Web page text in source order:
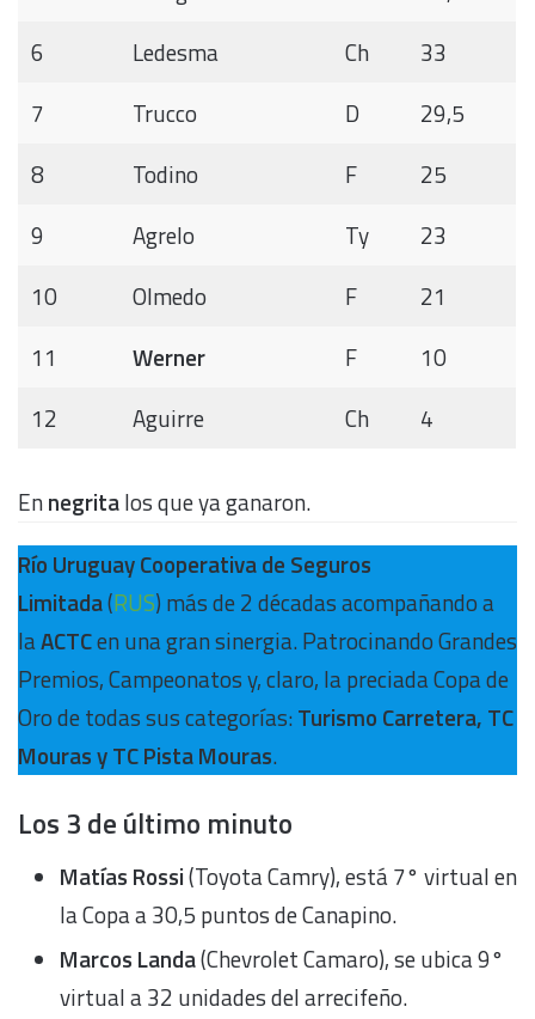
6
Ledesma Ch
33
7
Trucco D
29,5
8
Todino F
25
9
Agrelo Ty
23
10
Olmedo F
21
11
Werner F
10
12
Aguirre Ch 4
Ennegritalos que ya ganaron.
Río Uruguay Cooperativa de Seguros
Limitada(RUS) más de 2 décadas acompañando a
laACTCen una gran sinergia. Patrocinando Grandes
Premios, Campeonatos y, claro, la preciada Copa de
Oro de todas sus categorías:Turismo Carretera, TC
Mouras y TC Pista Mouras.
Los 3 de último minuto
Matías Rossi(Toyota Camry), está 7° virtual en
la Copa a 30,5 puntos de Canapino.
Marcos Landa(Chevrolet Camaro), se ubica 9°
virtual a 32 unidades del arrecifeño.